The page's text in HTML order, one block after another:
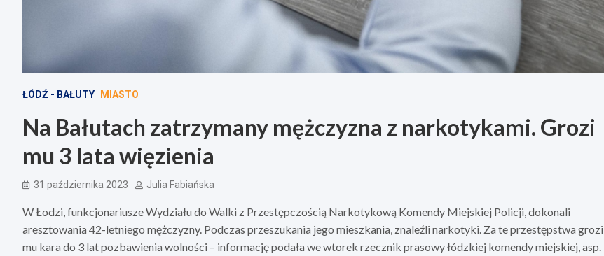
ŁÓDŹ - BAŁUTY MIASTO
Na Bałutach zatrzymany mężczyzna z narkotykami. Grozi
mu 3 lata więzienia
31 października 2023 Julia Fabiańska
W Łodzi, funkcjonariusze Wydziału do Walki z Przestępczością Narkotykową Komendy Miejskiej Policji, dokonali
aresztowania 42-letniego mężczyzny. Podczas przeszukania jego mieszkania, znaleźli narkotyki. Za te przestępstwa grozi
mu kara do 3 lat pozbawienia wolności – informację podała we wtorek rzecznik prasowy łódzkiej komendy miejskiej, asp.